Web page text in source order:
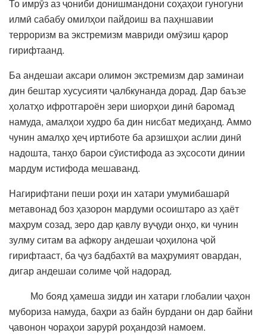
То имрӯз аз ҷониби донишмандони соҳаҳои гуногуни
илмӣ сабабу омилҳои пайдоиш ва паҳншавии
терроризм ва экстремизм мавриди омӯзиш қарор
гирифтаанд.
Ба андешаи аксари олимон экстремизм дар заминаи
дин бештар хусусияти ҷалбкунанда дорад. Дар баъзе
ҳолатҳо ифротгароён зери шиорҳои динӣ баромад
намуда, амалҳои худро ба дин нисбат медиҳанд. Аммо
чунин амалҳо ҳеҷ иртиботе ба арзишҳои аслии динӣ
надошта, танҳо барои сӯистифода аз эҳсосоти динии
мардум истифода мешаванд.
Нагирифтани пеши роҳи ин хатари умумибашарӣ
метавонад боз ҳазорон мардуми осоиштаро аз ҳаёт
маҳрум созад, зеро дар қавлу вуҷуди онҳо, ки чунин
зулму ситам ва афкору андешаи ҷоҳилона ҷой
гирифтааст, ба ҷуз бадбахтӣ ва маҳрумият овардан,
дигар андешаи солиме ҷой надорад.
Мо бояд ҳамеша зидди ин хатари глобалии ҷаҳон
мубориза намуда, баҳри аз байн бурдани он дар байни
ҷавонон чораҳои зарурӣ роҳандозӣ намоем.